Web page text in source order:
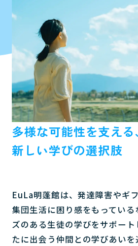
多様な可能性を支え
新しい学びの選択肢
EuLa明蓬館は、発達障害やギ
集団生活に困り感をもっている
ズのある生徒の学びをサポー
たに出会う仲間との学びあい